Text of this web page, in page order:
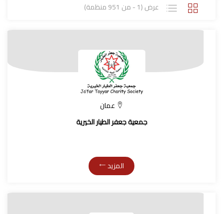
عرض (1 - من 951 منظمة)
عمان
جمعية جعفر الطيار الخيرية
المزيد